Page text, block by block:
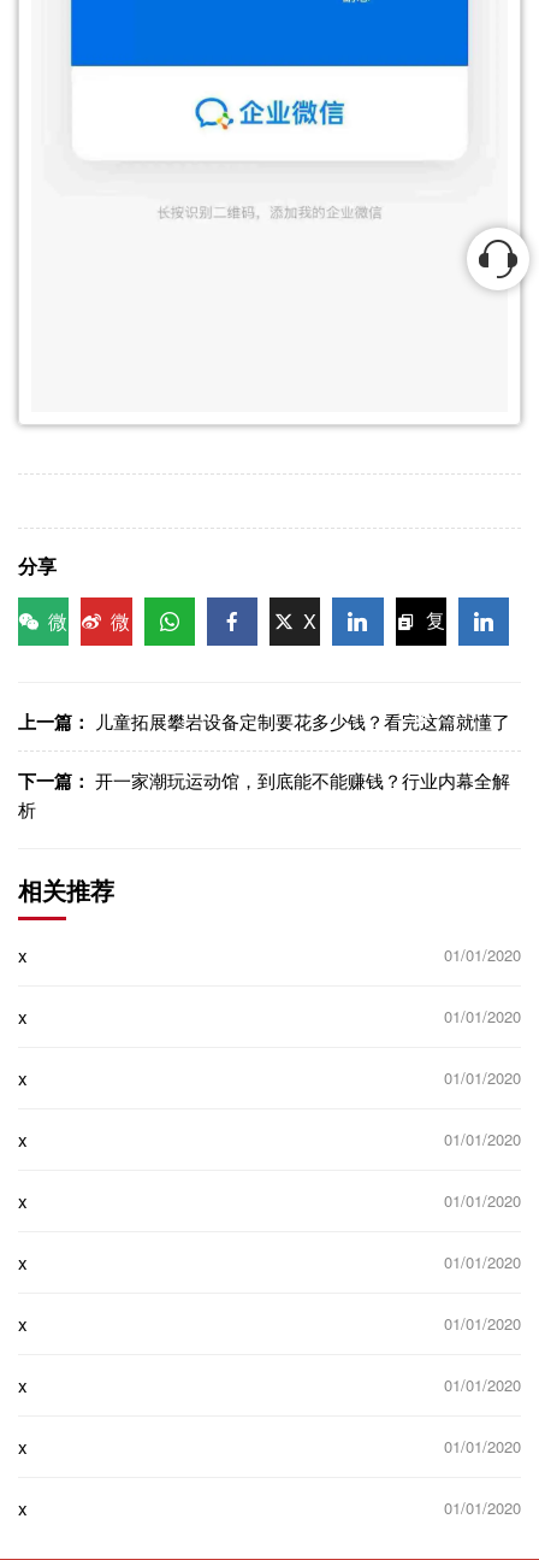
分享
微
微
X
复
接
上一篇： 儿童拓展攀岩设备定制要花多少钱？看完这篇就懂了
下一篇： 开一家潮玩运动馆，到底能不能赚钱？行业内幕全解
析
相关推荐
x 01/01/2020
x 01/01/2020
x 01/01/2020
x 01/01/2020
x 01/01/2020
x 01/01/2020
x 01/01/2020
x 01/01/2020
x 01/01/2020
x 01/01/2020